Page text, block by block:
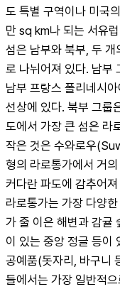
도 특별 구역이나 미국
만 sq km나 되는 서유
섬은 남부와 북부, 두
로 나뉘어져 있다. 남부
남부 프랑스 폴리네시
선상에 있다. 북부 그룹
도에서 가장 큰 섬은
작은 것은 수와로우
형의 라로통가에서 거
커다란 파도에 감추어
라로통가는 가장 다양
가 줄 이은 해변과 감귤
이 있는 중앙 정글 등이
공예품(돗자리, 바구니
들에서는 가장 일반적